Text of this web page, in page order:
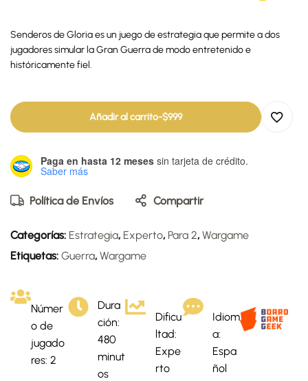
Senderos de Gloria es un juego de estrategia que permite a dos
jugadores simular la Gran Guerra de modo entretenido e
históricamente fiel.
Añadir al carrito-$999
Paga en hasta 12 meses sin tarjeta de crédito.
Saber más
Política de Envíos Compartir
Categorías: Estrategia, Experto, Para 2, Wargame
Etiquetas: Guerra, Wargame
Númer
o de
jugado
res: 2
Dura
ción:
480
minut
os
Dificu
ltad:
Expe
rto
Idiom
a:
Espa
ñol